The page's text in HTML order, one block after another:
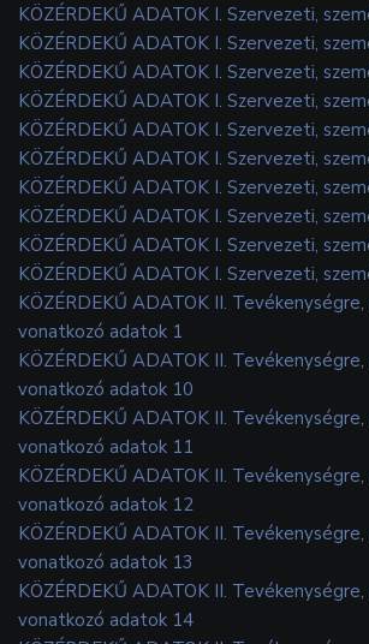
KÖZÉRDEKŰ ADATOK I. Szervezeti,
KÖZÉRDEKŰ ADATOK I. Szervezeti,
KÖZÉRDEKŰ ADATOK I. Szervezeti,
KÖZÉRDEKŰ ADATOK I. Szervezeti,
KÖZÉRDEKŰ ADATOK I. Szervezeti,
KÖZÉRDEKŰ ADATOK I. Szervezeti,
KÖZÉRDEKŰ ADATOK I. Szervezeti,
KÖZÉRDEKŰ ADATOK I. Szervezeti,
KÖZÉRDEKŰ ADATOK I. Szervezeti,
KÖZÉRDEKŰ ADATOK I. Szervezeti,
KÖZÉRDEKŰ ADATOK II.
vonatkozó adatok 1
KÖZÉRDEKŰ ADATOK II.
vonatkozó adatok 10
KÖZÉRDEKŰ ADATOK II.
vonatkozó adatok 11
KÖZÉRDEKŰ ADATOK II.
vonatkozó adatok 12
KÖZÉRDEKŰ ADATOK II.
vonatkozó adatok 13
KÖZÉRDEKŰ ADATOK II.
vonatkozó adatok 14